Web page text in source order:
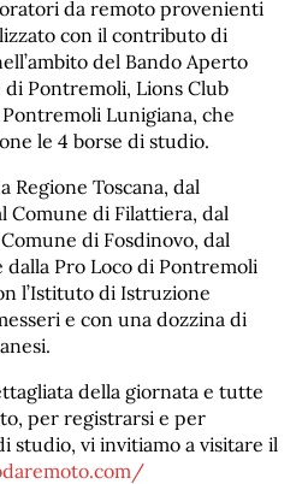
da remoto provenienti
con il contributo di
del Bando Aperto
di Pontremoli, Lions Club
Lunigiana, che
le 4 borse di studio.
Regione Toscana, dal
Comune di Filattiera, dal
di Fosdinovo, dal
Pro Loco di Pontremoli
l’Istituto di Istruzione
e con una dozzina di
della giornata e tutte
per registrarsi e per
studio, vi invitiamo a visitare il